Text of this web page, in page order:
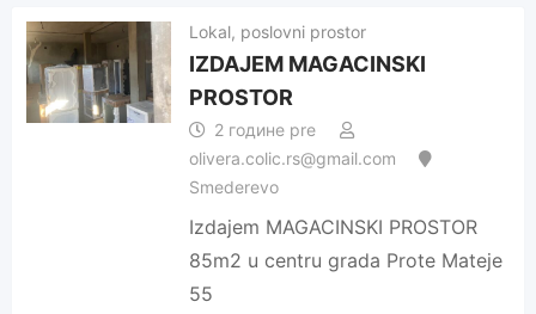
Lokal, poslovni prostor
IZDAJEM MAGACINSKI
PROSTOR
2 године pre
olivera.colic.rs@gmail.com
Smederevo
Izdajem MAGACINSKI PROSTOR
85m2 u centru grada Prote Mateje
55